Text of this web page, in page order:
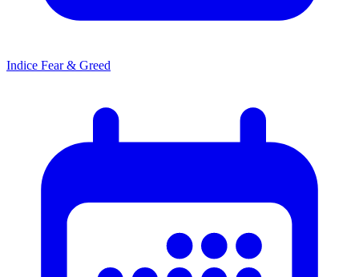
Indice Fear & Greed